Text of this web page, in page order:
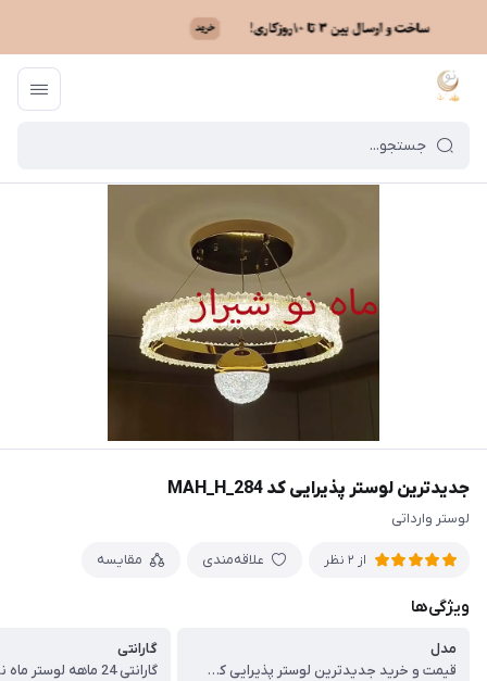
ماه نو / فهرست محصولات
جدیدترین لوستر پذیرایی کد MAH_H_284
لوستر وارداتی
از 2 نظر علاقه‌مندی مقایسه
ویژگی‌ها
مدل
قیمت و خرید جدیدترین لوستر پذیرایی کد MAH_H_284
گارانتی
گارانتی 24 ماهه لوستر ماه نو شیراز